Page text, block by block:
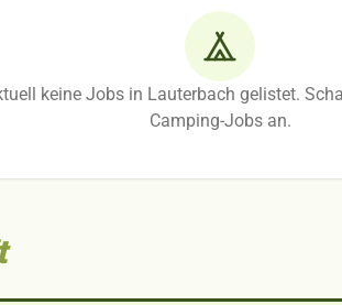
keine Jobs in Lauterbach gelistet.
Camping-Jobs an.